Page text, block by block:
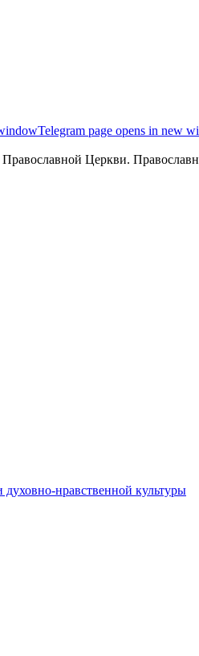
Telegram page opens in new
Церкви.
нравственной культуры